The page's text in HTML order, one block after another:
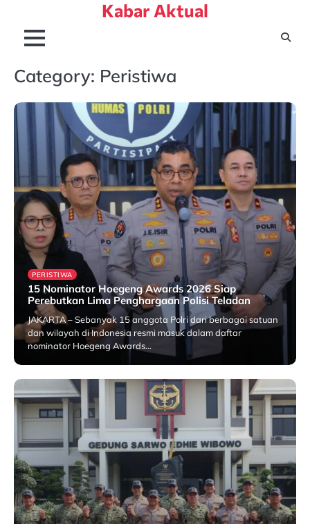
content
Kabar Aktual
Category: Peristiwa
PERISTIWA
15 Nominator Hoegeng Awards 2026 Siap
Perebutkan Lima Penghargaan Polisi Teladan
JAKARTA – Sebanyak 15 anggota Polri dari berbagai satuan
dan wilayah di Indonesia resmi masuk dalam daftar
nominator Hoegeng Awards…
1 August 2026